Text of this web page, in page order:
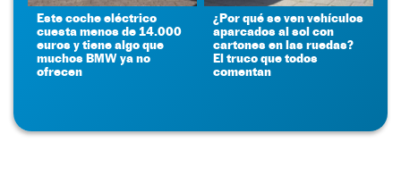
Este coche eléctrico
cuesta menos de 14.000
euros y tiene algo que
muchos BMW ya no
ofrecen
¿Por qué se ven vehículos
aparcados al sol con
cartones en las ruedas?
El truco que todos
comentan